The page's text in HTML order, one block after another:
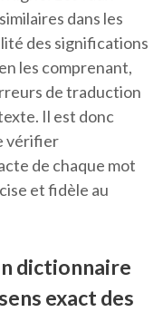
dans les
des significations
les comprenant,
de traduction
Il est donc
vérifier
de chaque mot
et fidèle au
dictionnaire
exact des